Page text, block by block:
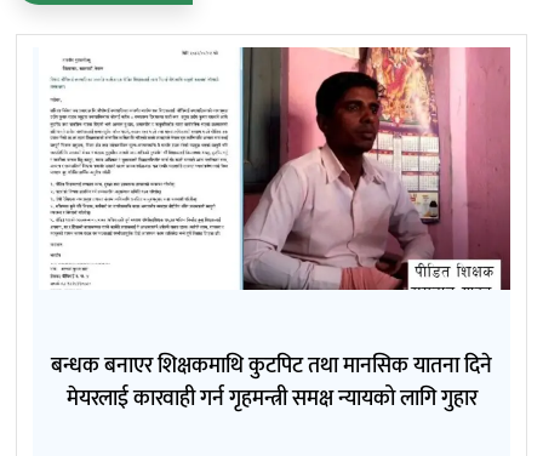
बन्धक बनाएर शिक्षकमाथि कुटपिट तथा मानसिक यातना दिने
मेयरलाई कारवाही गर्न गृहमन्त्री समक्ष न्यायको लागि गुहार